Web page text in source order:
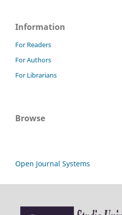
Information
For Readers
For Authors
For Librarians
Browse
Open Journal Systems